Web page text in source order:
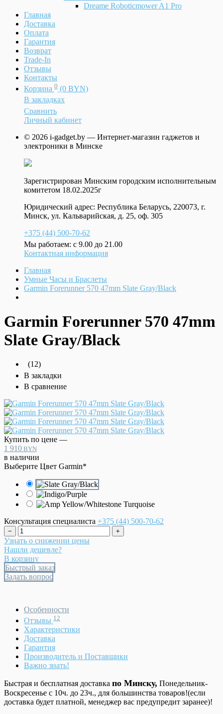
Dreame Roboticmower A1 Pro
Главная
Доставка
Оплата
Гарантия
Возврат
Trade-In
Отзывы
Контакты
Корзина 0 (0 BYN)
В закладках
Сравнить
Личный кабинет
© 2026 i-gadget.by — Интернет-магазин гаджетов и
электроники в Минске
Зарегистрирован Минским городским исполнительным
комитетом 18.02.2025г
Юридический адрес: Республика Беларусь, 220073, г.
Минск, ул. Кальварийская, д. 25, оф. 305
+375 (44) 500-70-62
Мы работаем: с 9.00 до 21.00
Контактная информация
Главная
Умные Часы и Браслеты
Garmin Forerunner 570 47mm Slate Gray/Black
Garmin Forerunner 570 47mm
Slate Gray/Black
(12)
В закладки
В сравнение
Купить по цене —
1 910 BYN
в наличии
Выберите Цвет Garmin*
Консультация специалиста +375 (44) 500-70-62
− +
Узнать о снижении цены
Нашли дешевле?
В корзину
Быстрый заказ
Задать вопрос
Особенности
Отзывы 12
Характеристики
Доставка
Гарантия
Производитель и Поставщики
Важно знать!
Быстрая и бесплатная доставка по Минску, Понедельник-
Воскресенье с 10ч. до 23ч., для большинства товаров!(если
доставка будет платной, менеджер вас предупредит заранее)!